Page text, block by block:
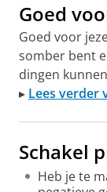
Goed
Goed voor
somber bent
dingen
▸ Lees verder
Schakel
Heb je te